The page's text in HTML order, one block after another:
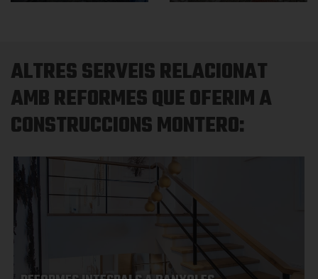
ALTRES SERVEIS RELACIONAT
AMB REFORMES QUE OFERIM A
CONSTRUCCIONS MONTERO: